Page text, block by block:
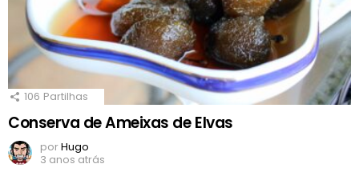
106 Partilhas
Conserva de Ameixas de Elvas
porHugo
3 anos atrás